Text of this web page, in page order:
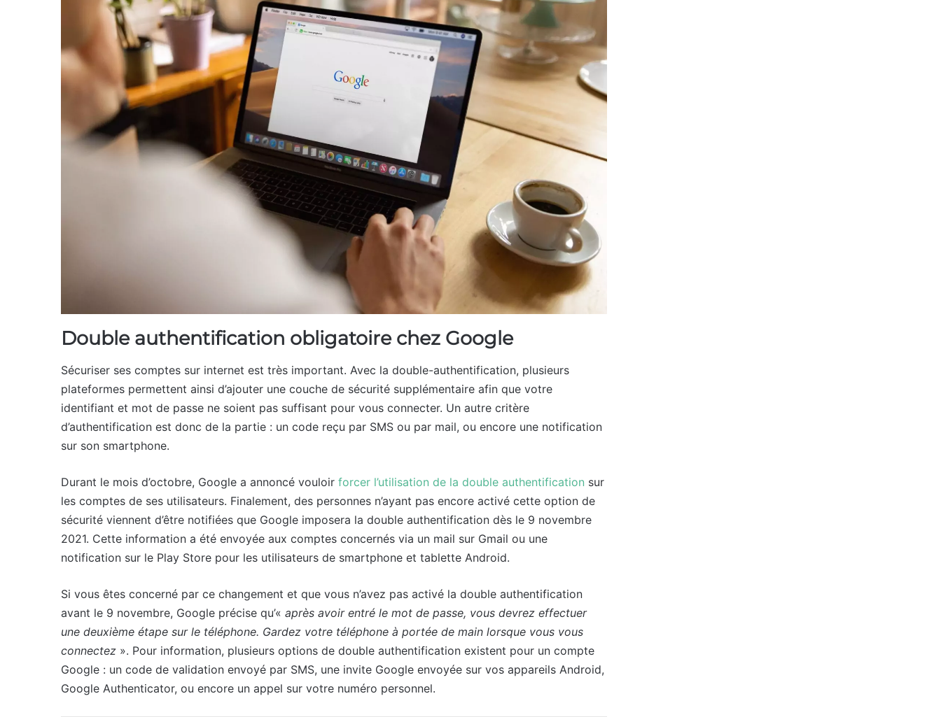
Double authentification obligatoire chez Google
Sécuriser ses comptes sur internet est très important. Avec la double-authentification, plusieurs
plateformes permettent ainsi d’ajouter une couche de sécurité supplémentaire afin que votre
identifiant et mot de passe ne soient pas suffisant pour vous connecter. Un autre critère
d’authentification est donc de la partie : un code reçu par SMS ou par mail, ou encore une notification
sur son smartphone.
Durant le mois d’octobre, Google a annoncé vouloir forcer l’utilisation de la double authentification sur
les comptes de ses utilisateurs. Finalement, des personnes n’ayant pas encore activé cette option de
sécurité viennent d’être notifiées que Google imposera la double authentification dès le 9 novembre
2021. Cette information a été envoyée aux comptes concernés via un mail sur Gmail ou une
notification sur le Play Store pour les utilisateurs de smartphone et tablette Android.
Si vous êtes concerné par ce changement et que vous n’avez pas activé la double authentification
avant le 9 novembre, Google précise qu’« après avoir entré le mot de passe, vous devrez effectuer
une deuxième étape sur le téléphone. Gardez votre téléphone à portée de main lorsque vous vous
connectez ». Pour information, plusieurs options de double authentification existent pour un compte
Google : un code de validation envoyé par SMS, une invite Google envoyée sur vos appareils Android,
Google Authenticator, ou encore un appel sur votre numéro personnel.